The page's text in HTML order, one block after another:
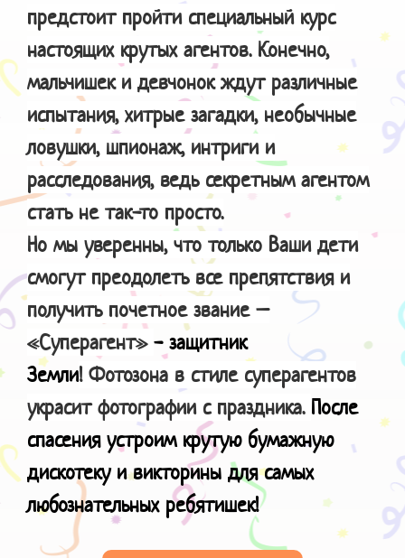
предстоит пройти специальный курс
настоящих крутых агентов. Конечно,
мальчишек и девчонок ждут различные
испытания, хитрые загадки, необычные
ловушки, шпионаж, интриги и
расследования, ведь секретным агентом
стать не так-то просто.
Но мы уверенны, что только Ваши дети
смогут преодолеть все препятствия и
получить почетное звание –
«Суперагент» - защитник
Земли! Фотозона в стиле суперагентов
украсит фотографии с праздника. После
спасения устроим крутую бумажную
дискотеку и викторины для самых
любознательных ребятишек!